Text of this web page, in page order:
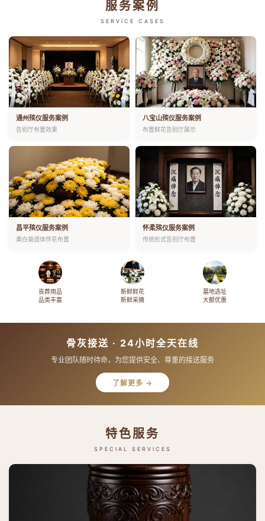
服务案例
SERVICE CASES
通州殡仪服务案例
告别厅布置效果
八宝山殡仪服务案例
布置鲜花告别厅展示
昌平殡仪服务案例
黄白菊遗体伴花布置
怀柔殡仪服务案例
传统形式告别厅布置
丧葬用品
品类丰富
新鲜鲜花
新鲜采摘
墓地选址
大额优惠
骨灰接送 · 24小时全天在线
专业团队随时待命，为您提供安全、尊重的接送服务
了解更多 →
特色服务
SPECIAL SERVICES